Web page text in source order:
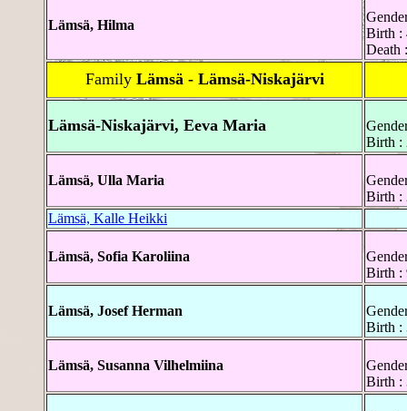
Lämsä, Hilma
Birth :
Death
Family Lämsä - Lämsä-Niskajärvi
Lämsä-Niskajärvi, Eeva Maria
Birth :
Lämsä, Ulla Maria
Birth :
Lämsä, Kalle Heikki
Lämsä, Sofia Karoliina
Birth :
Lämsä, Josef Herman
Birth :
Lämsä, Susanna Vilhelmiina
Birth :